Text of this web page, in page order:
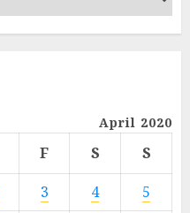
April 2020
F S
S
3 4
5